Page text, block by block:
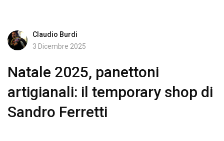
Claudio Burdi
3 Dicembre 2025
Natale 2025, panettoni
artigianali: il temporary shop di
Sandro Ferretti